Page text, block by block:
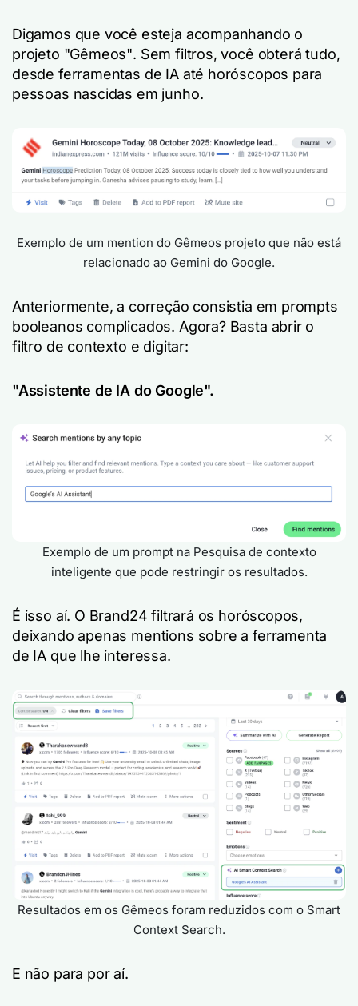
Digamos que você esteja acompanhando o
projeto "Gêmeos". Sem filtros, você obterá tudo,
desde ferramentas de IA até horóscopos para
pessoas nascidas em junho.
Exemplo de um mention do Gêmeos projeto que não está
relacionado ao Gemini do Google.
Anteriormente, a correção consistia em prompts
booleanos complicados. Agora? Basta abrir o
filtro de contexto e digitar:
"Assistente de IA do Google".
Exemplo de um prompt na Pesquisa de contexto
inteligente que pode restringir os resultados.
É isso aí. O Brand24 filtrará os horóscopos,
deixando apenas mentions sobre a ferramenta
de IA que lhe interessa.
Resultados em os Gêmeos foram reduzidos com o Smart
Context Search.
E não para por aí.